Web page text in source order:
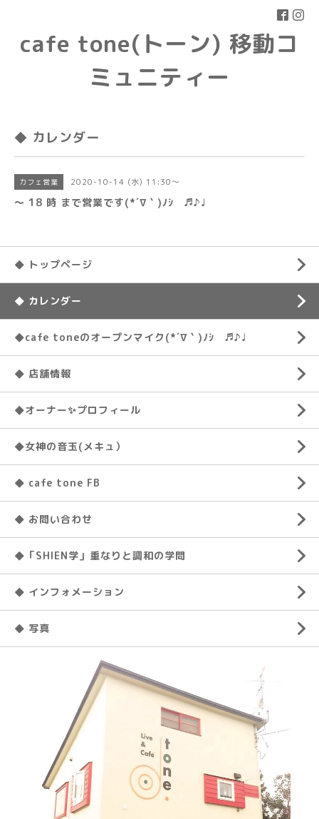
cafe tone(トーン) 移動コ
ミュニティー
◆ カレンダー
カフェ営業 2020-10-14 (水) 11:30～
〜 18 時 まで営業です(*´∇｀)ﾉｼ ♬♪♩
◆ トップページ
◆ カレンダー
◆cafe toneのオープンマイク(*´∇｀)ﾉｼ ♬♪♩
◆ 店舗情報
◆オーナー✨プロフィール
◆女神の音玉(メキュ）
◆ cafe tone FB
◆ お問い合わせ
◆「SHIEN学」重なりと調和の学問
◆ インフォメーション
◆ 写真